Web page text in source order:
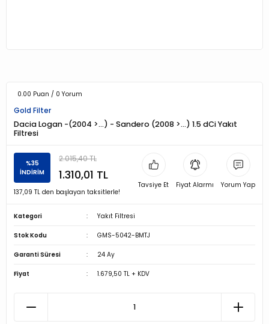
0.00 Puan / 0 Yorum
Gold Filter
Dacia Logan -(2004 >…) - Sandero (2008 >…) 1.5 dCi Yakıt
Filtresi
%35
İNDİRİM
2.015,40 TL
1.310,01 TL
137,09 TL den başlayan taksitlerle!
Tavsiye Et Fiyat Alarmı Yorum Yap
Kategori Yakıt Filtresi
Stok Kodu GMS-5042-BMTJ
Garanti Süresi 24 Ay
Fiyat 1.679,50 TL + KDV